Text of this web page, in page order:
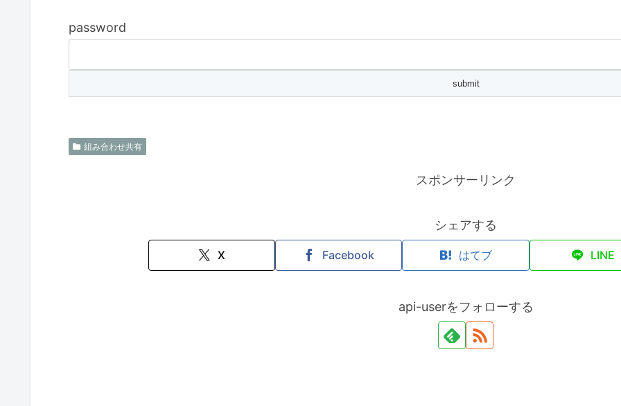
password
組み合わせ共有
スポンサーリンク
シェアする
X Facebook はてブ LINE
api-userをフォローする